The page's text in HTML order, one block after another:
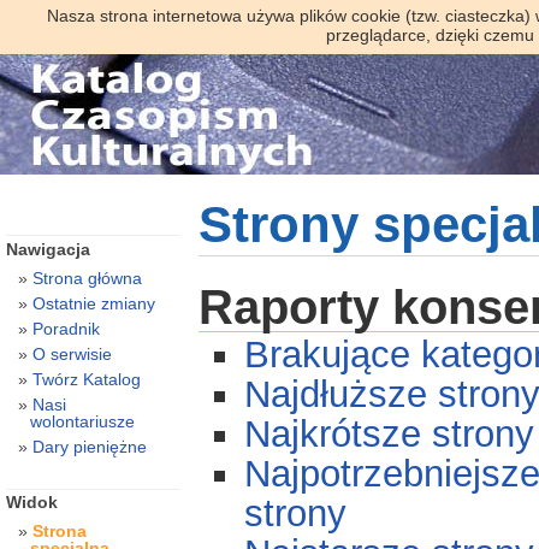
Nasza strona internetowa używa plików cookie (tzw.
przeglądarce, dzięki
Strony
Raporty
Brakujące
Najdłuższe strony
Najkrótsze strony
Najpotrzebniejsze
strony
Nawigacja
Strona główna
Ostatnie zmiany
Poradnik
O serwisie
Twórz Katalog
Nasi
wolontariusze
Dary pieniężne
Widok
Strona